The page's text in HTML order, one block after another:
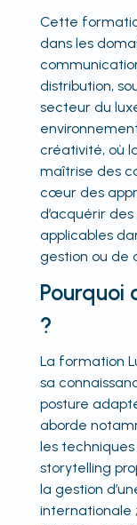
Cette
dans les
distribution,
secteur du
créativité, où
maîtrise des
cœur des
d’acquérir
applicables
gestion ou de
Pourquoi
?
La formation
sa
posture
aborde
les
storytelling
la gestion
internationale ;